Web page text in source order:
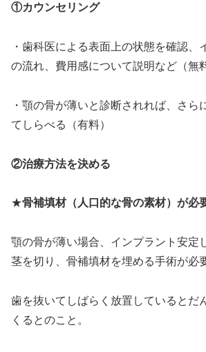
①カウンセリング
・歯科医による表面上の状態を確認、
の流れ、費用感について説明など（無
・顎の骨が薄いと診断されれば、さら
てしらべる（有料）
②治療方法を決める
★骨補填材（人口的な骨の素材）が必
顎の骨が薄い場合、インプラント安定
茎を切り、骨補填材を埋める手術が必
歯を抜いてしばらく放置しているとだ
くるとのこと。